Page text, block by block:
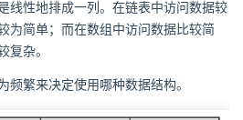
线性地排成一列。在链表中访问数据较
为简单；而在数组中访问数据比较简
复杂。
频繁来决定使用哪种数据结构。